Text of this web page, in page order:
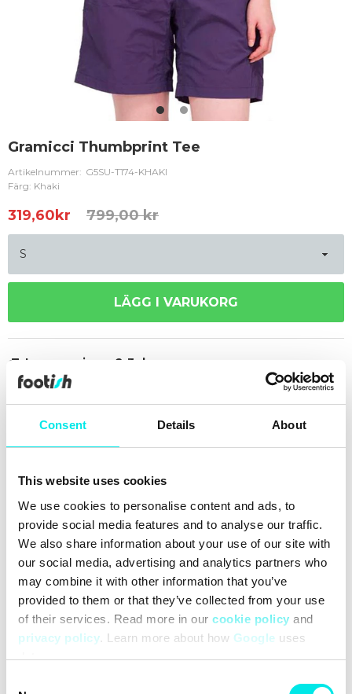
Consent Details About
This website uses cookies
We use cookies to personalise content and ads, to
provide social media features and to analyse our traffic.
We also share information about your use of our site with
our social media, advertising and analytics partners who
may combine it with other information that you’ve
provided to them or that they’ve collected from your use
of their services. Read more in our cookie policy and
privacy policy. Learn more about how Google uses
data.
Gramicci Thumbprint Tee
Artikelnummer: G5SU-T174-KHAKI
Färg: Khaki
319,60kr 799,00 kr
LÄGG I VARUKORG
Leverans inom 2-3 dagar
Alltid 30 dagars returrätt
#25q2 #brown
Rengöring Leveranser